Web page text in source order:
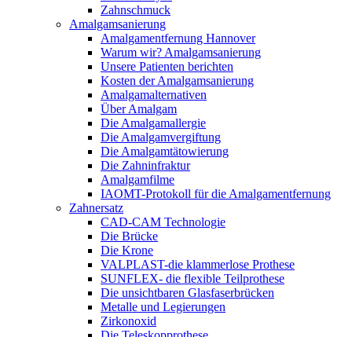
Zahnschmuck
Amalgamsanierung
Amalgamentfernung Hannover
Warum wir? Amalgamsanierung
Unsere Patienten berichten
Kosten der Amalgamsanierung
Amalgamalternativen
Über Amalgam
Die Amalgamallergie
Die Amalgamvergiftung
Die Amalgamtätowierung
Die Zahninfraktur
Amalgamfilme
IAOMT-Protokoll für die Amalgamentfernung
Zahnersatz
CAD-CAM Technologie
Die Brücke
Die Krone
VALPLAST-die klammerlose Prothese
SUNFLEX- die flexible Teilprothese
Die unsichtbaren Glasfaserbrücken
Metalle und Legierungen
Zirkonoxid